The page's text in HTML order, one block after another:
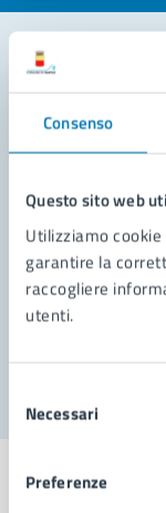
Consenso
Questo sito web
Utilizziamo
garantire la
raccogliere
utenti.
delNecessari
Preferenze
Leggi le
Richiedi
Prenota
Problemi in